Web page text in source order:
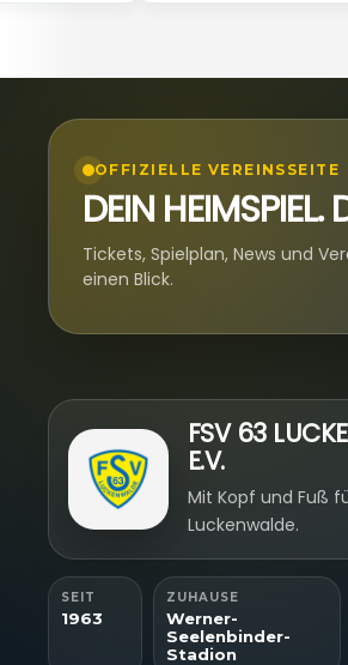
OFFIZIELLE VEREINSSEITE
DEIN HEIMSPIEL.
Tickets, Spielplan, News und
einen Blick.
FSV 63
E.V.
Mit Kopf und Fuß
Luckenwalde.
SEIT
1963
ZUHAUSE
Werner-
Seelenbinder-
Stadion